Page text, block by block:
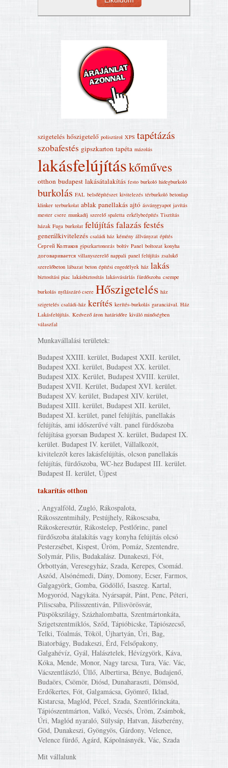
szigetelés hőszigetelő polisztirol XPS tapétázás
szobafestés gipszkarton tapéta mázolás
lakásfelújításkőműves
otthon budapest lakásátalakítás festo burkoló hidegburkoló
burkolás FAL belsőépítészet kivitelezés térburkoló betonlap
klinker terburkolat ablak panellakás ajtó ásványgyapot javítás
mester csere munkadíj szerelő spaletta erkélybeépítés Tisztítás
házak Fuga burkolat felújítás falazás festés
generálkivitelezés családi ház kémény állványzat építés
Сергей Колтаков gipszkartonozás boltiv Panel boltozat konyha
договаривается villanyszerelő nappali panel felújítás zsalukő
szerelőbeton lábazat beton építési engedélyek ház lakás
biztosítási piac lakásbiztosítás lakásvásárlás fürdőszoba csempe
burkolás nyílászáró csere Hőszigetelés ház
szigetelés családi-ház kerítés kerítés-burkolás garanciával. Ház
Lakásfelújítás‎. Kedvező áron határidőre kiváló minőségben
válaszfal
Munkavállalási területek:
Budapest XXIII. kerület, Budapest XXII. kerület,
Budapest XXI. kerület, Budapest XX. kerület.
Budapest XIX. Kerület, Budapest XVIII. kerület,
Budapest XVII. Kerület, Budapest XVI. kerület.
Budapest XV. kerület, Budapest XIV. kerület,
Budapest XIII. kerület, Budapest XII. kerület,
Budapest XI. kerület, panel felújítás, panellakás
felújítás, ami időszerűvé vált. panel fürdőszoba
felújítása gyorsan Budapest X. kerület, Budapest IX.
kerület. Budapest IV. kerület, Vállalkozót,
kivitelezőt keres lakásfelújítás, olcson panellakás
felújítás, fürdőszoba, WC-hez Budapest III. kerület.
Budapest II. kerület, Újpest
takarítás otthon
, Angyalföld, Zugló, Rákospalota,
Rákosszentmihály, Pestújhely, Rákoscsaba,
Rákoskeresztúr, Rákostelep, Pestlőrinc, panel
fürdőszoba átalakítás vagy konyha felújítás olcsó
Pesterzsébet, Kispest, Üröm, Pomáz, Szentendre,
Solymár, Pilis, Budakalász. Dunakeszi, Fót,
Őrbottyán, Veresegyház, Szada, Kerepes, Csomád.
Aszód, Alsónémedi, Dány, Domony, Ecser, Farmos,
Galgagyörk, Gomba, Gödöllő, Isaszeg. Kartal,
Mogyoród, Nagykáta. Nyársapát, Pánt, Penc, Péteri,
Piliscsaba, Pilisszentiván, Pilisvörösvár,
Püspökszilágy, Százhalombatta, Szentmártonkáta,
Szigetszentmiklós, Sződ, Tápióbicske, Tápiószecső,
Telki, Tóalmás, Tököl, Újhartyán, Úri, Bag,
Biatorbágy, Budakeszi, Érd, Felsőpakony,
Galgahévíz, Gyál, Halásztelek, Hévízgyörk, Káva,
Kóka, Mende, Monor, Nagy tarcsa, Tura, Vác. Vác,
Vácszentlászló, Üllő, Albertirsa, Bénye, Budajenő,
Budaörs, Csömör, Diósd, Dunaharaszti, Dömsöd,
Erdőkertes, Fót, Galgamácsa, Gyömrő, Iklad,
Kistarcsa, Maglód, Pécel, Szada, Szentlőrinckáta,
Tápiószentmárton, Valkó, Vecsés, Üröm, Zsámbok,
Úri, Maglód nyaraló, Sülysáp, Hatvan, Jászberény,
Göd, Dunakeszi, Gyöngyös, Gárdony, Velence,
Velence fürdő, Agárd, Kápolnásnyék, Vác, Szada
Mit vállalunk